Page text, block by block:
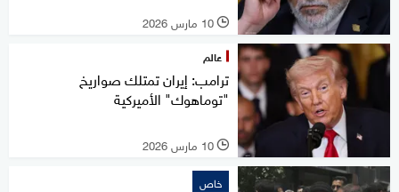
l 10 مارس 2026
عالم
ترامب: إيران تمتلك صواريخ
"توماهوك" الأميركية
l 10 مارس 2026
خاص